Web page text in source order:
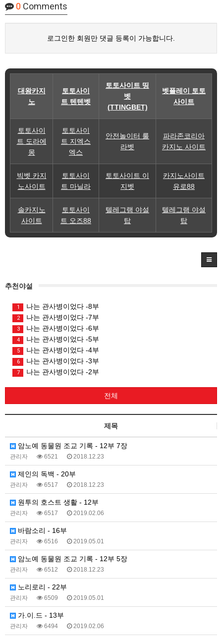
0 Comments
로그인한 회원만 댓글 등록이 가능합니다.
대왕카지
노
토토사이
트 텐텐벳
토토사이트 띵
벳
(TTINGBET)
벳플레이 토토
사이트
토토사이
트 도라에
몽
토토사이
트 지엑스
엑스
안전놀이터 룰
라벳
파라존코리아
카지노 사이트
빅벳 카지
노사이트
토토사이
트 마닐라
토토사이트 이
지벳
카지노사이트
유로88
솔카지노
사이트
토토사이
트 오즈88
텔레그램 야설
탑
텔레그램 야설
탑
추천야설
1 나는 관사병이었다 -8부
2 나는 관사병이었다 -7부
3 나는 관사병이었다 -6부
4 나는 관사병이었다 -5부
5 나는 관사병이었다 -4부
6 나는 관사병이었다 -3부
7 나는 관사병이었다 -2부
전체
제목
암노예 동물원 조교 기록 - 12부 7장
관리자 6521 2018.12.23
제인의 독백 - 20부
관리자 6517 2018.12.23
원투의 호스트 생활 - 12부
관리자 6517 2019.02.06
바람소리 - 16부
관리자 6516 2019.05.01
암노예 동물원 조교 기록 - 12부 5장
관리자 6512 2018.12.23
노리로리 - 22부
관리자 6509 2019.05.01
가.이.드 - 13부
관리자 6494 2019.02.06